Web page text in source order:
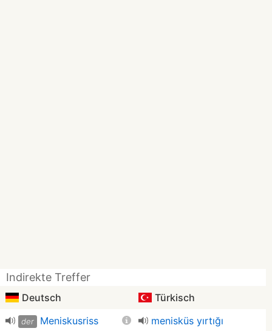
Indirekte Treffer
Deutsch Türkisch
der Meniskusriss menisküs yırtığı